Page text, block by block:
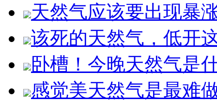
天然气应该要出现暴
该死的天然气，低开
卧槽！今晚天然气是
感觉美天然气是最难